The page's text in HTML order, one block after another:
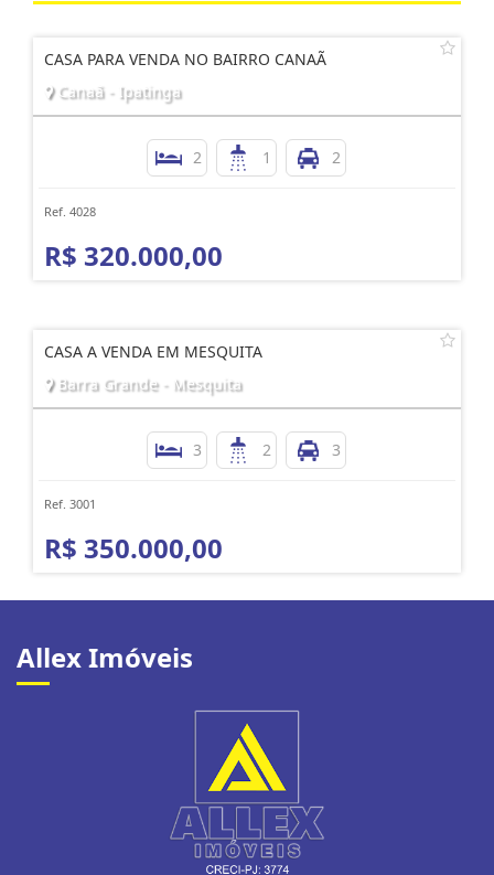
CASA PARA VENDA NO BAIRRO CANAÃ
Canaã - Ipatinga
2 1 2
Ref. 4028
R$ 320.000,00
CASA A VENDA EM MESQUITA
Barra Grande - Mesquita
3 2 3
Ref. 3001
R$ 350.000,00
Allex Imóveis